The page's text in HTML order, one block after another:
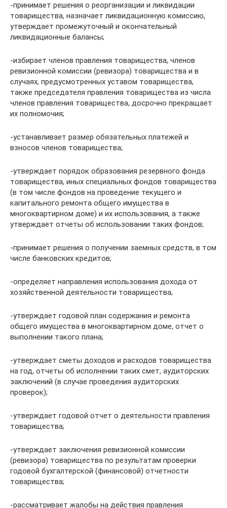
-принимает решения о реорганизации и ликвидации
товарищества, назначает ликвидационную комиссию,
утверждает промежуточный и окончательный
ликвидационные балансы;
-избирает членов правления товарищества, членов
ревизионной комиссии (ревизора) товарищества и в
случаях, предусмотренных уставом товарищества,
также председателя правления товарищества из числа
членов правления товарищества, досрочно прекращает
их полномочия;
-устанавливает размер обязательных платежей и
взносов членов товарищества;
-утверждает порядок образования резервного фонда
товарищества, иных специальных фондов товарищества
(в том числе фондов на проведение текущего и
капитального ремонта общего имущества в
многоквартирном доме) и их использования, а также
утверждает отчеты об использовании таких фондов;
-принимает решения о получении заемных средств, в том
числе банковских кредитов;
-определяет направления использования дохода от
хозяйственной деятельности товарищества;
-утверждает годовой план содержания и ремонта
общего имущества в многоквартирном доме, отчет о
выполнении такого плана;
-утверждает сметы доходов и расходов товарищества
на год, отчеты об исполнении таких смет, аудиторских
заключений (в случае проведения аудиторских
проверок);
-утверждает годовой отчет о деятельности правления
товарищества;
-утверждает заключения ревизионной комиссии
(ревизора) товарищества по результатам проверки
годовой бухгалтерской (финансовой) отчетности
товарищества;
-рассматривает жалобы на действия правления